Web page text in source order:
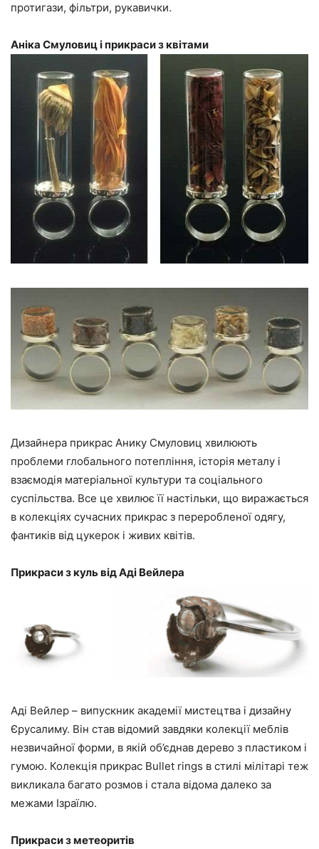
протигази, фільтри, рукавички.
Аніка Смуловиц і прикраси з квітами
Дизайнера прикрас Анику Смуловиц хвилюють
проблеми глобального потепління, історія металу і
взаємодія матеріальної культури та соціального
суспільства. Все це хвилює її настільки, що виражається
в колекціях сучасних прикрас з переробленої одягу,
фантиків від цукерок і живих квітів.
Прикраси з куль від Аді Вейлера
Аді Вейлер – випускник академії мистецтва і дизайну
Єрусалиму. Він став відомий завдяки колекції меблів
незвичайної форми, в якій об’єднав дерево з пластиком і
гумою. Колекція прикрас Bullet rings в стилі мілітарі теж
викликала багато розмов і стала відома далеко за
межами Ізраїлю.
Прикраси з метеоритів